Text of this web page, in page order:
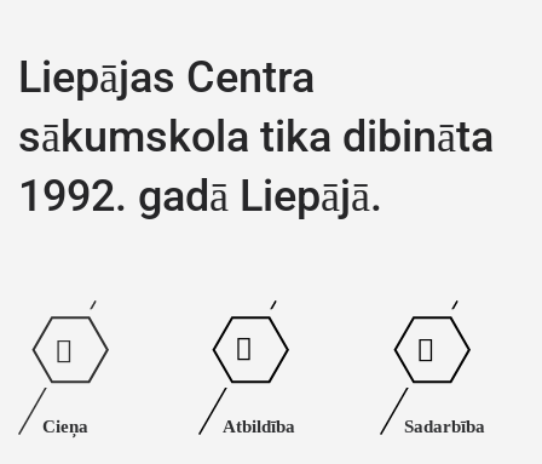
Liepājas Centra
sākumskola tika dibināta
1992. gadā Liepājā.
Cieņa Atbildība Sadarbība